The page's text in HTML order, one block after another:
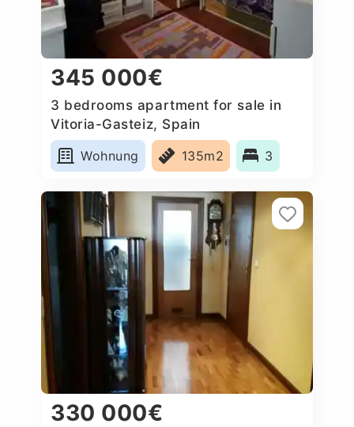
345 000€
3 bedrooms apartment for sale in
Vitoria-Gasteiz, Spain
Wohnung
135m2 3
330 000€